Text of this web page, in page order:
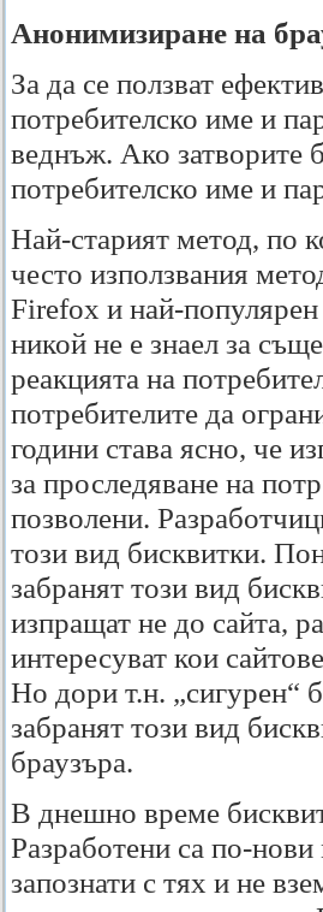
Анонимизиране на
За да се ползват
потребителско име и
веднъж. Ако затворите
потребителско име и
Най-старият метод, по
често използвания
Firefox и най-популярен
никой не е знаел за
реакцията на
потребителите да
години става ясно, че
за проследяване на
позволени.
този вид бисквитки.
забранят този вид
изпращат не до сайта,
интересуват кои
Но дори т.н. „сигурен“
забранят този вид
браузъра.
В днешно време
Разработени са по-
запознати с тях и не